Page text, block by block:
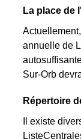
La place de
annuelle de
Sur-Orb
Répertoire
Il existe